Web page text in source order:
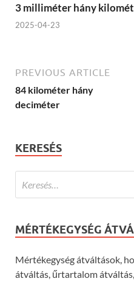
3 milliméter hány
2025-04-23
PREVIOUS ARTICLE
84 kilométer hány
deciméter
KERESÉS
MÉRTÉKEGYSÉG
Mértékegység átváltások,
átváltás, űrtartalom